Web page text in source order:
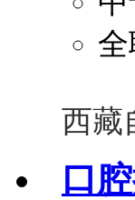
员工旅游
全
西藏
口